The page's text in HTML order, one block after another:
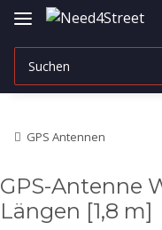
GPS Antennen
GPS-Antenne
Längen [1,8 m]